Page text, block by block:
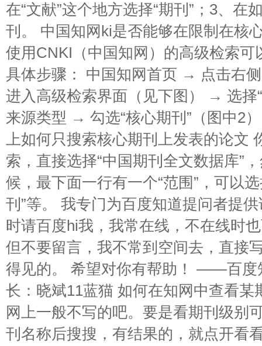
在“文献”这个地方选择“期刊”；3、在
刊。 中国知网ki是否能够在限制在核
使用CNKI（中国知网）的高级检索可
具体步骤： 中国知网首页 → 点击右
进入高级检索界面（见下图） → 选择
来源类型 → 勾选“核心期刊”（图中2
上如何只搜索核心期刊上发表的论文
索，直接选择“中国期刊全文数据库”
候，最下面一行有一个“范围”，可以
刊”等。 我专门为百度知道提问者提
时请百度hi我，我常在线，不在线时
但不要留言，我不常到空间去，直接
得见的。 希望对你有帮助！ ——百度
长：晓斌11蓝猫 如何在知网中查看某
网上一般不写的吧。要是看期刊级别
刊名称后搜搜，有结果的，就点开看